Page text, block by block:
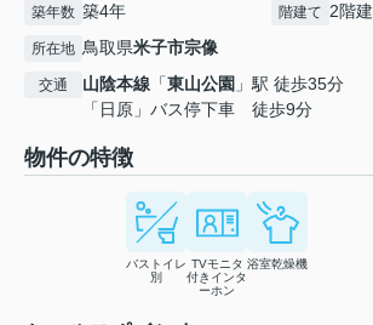
築年数 築4年 階建て 2階建
所在地 鳥取県米子市宗像
交通 山陰本線 「東山公園 」駅 徒歩35分
「日原」バス停下車 徒歩9分
物件の特徴
バストイレ
別
TVモニタ
付きインタ
ーホン
浴室乾燥機